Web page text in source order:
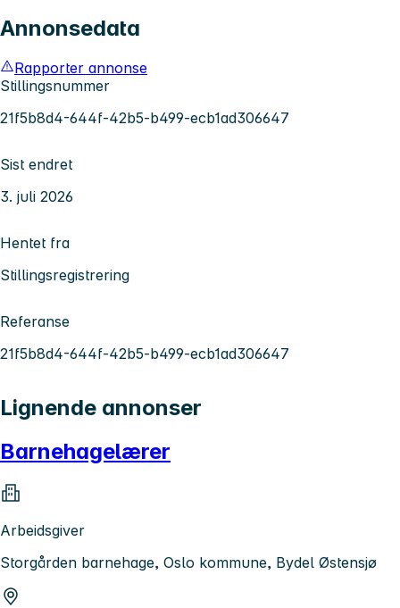
Annonsedata
Rapporter annonse
Stillingsnummer
21f5b8d4-644f-42b5-b499-ecb1ad306647
Sist endret
3. juli 2026
Hentet fra
Stillingsregistrering
Referanse
21f5b8d4-644f-42b5-b499-ecb1ad306647
Lignende annonser
Barnehagelærer
Arbeidsgiver
Storgården barnehage, Oslo kommune, Bydel Østensjø